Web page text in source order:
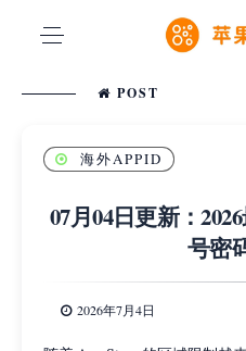
POST
海外APPID
07月04日更新：
号密
2026年7月4日